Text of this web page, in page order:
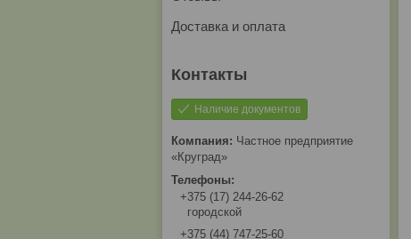
Доставка и оплата
Наличие документов
Частное предприятие
«Круград»
+375 (17) 244-26-62
городской
+375 (44) 747-25-60